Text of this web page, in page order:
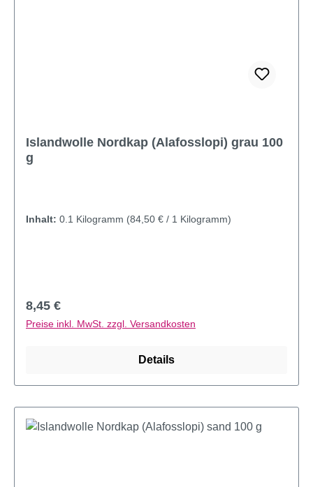
Islandwolle Nordkap (Alafosslopi) grau 100
g
Inhalt: 0.1 Kilogramm (84,50 € / 1 Kilogramm)
Regulärer Preis:
8,45 €
Preise inkl. MwSt. zzgl. Versandkosten
Details